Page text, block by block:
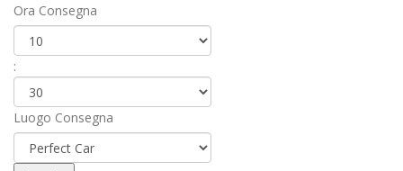
Ora Consegna
:
Luogo Consegna